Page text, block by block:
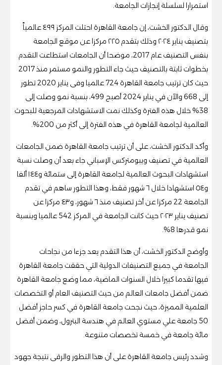
استمرارا لسلسلة إنجازات الجامعة.
وقال الدكتور الخشت، إن جامعة القاهرة احتلت المركز ٤٩٩ عالمياً
بتصنيف يناير ٢٠٢٤ وذلك بتقدم ٢٢٥ مركزا عن موقع الجامعة
بنفس التصنيف عام 2017، موضحا أن الجامعات استطاعت التقدم
بخطوات ثابتة بالتصنيف حيث جاء التطور والنمو مستمر منذ 2017
حيث كان ترتيب جامعة القاهرة 724 عالميا وفى يناير 2020 تطور
إلى 668 والآن في يناير 2024 أصبح 499، بنسبة نمو وصلت إلى
38% خلال هذه الفترة وكذلك نمت الاستشهادات المرجعية للبحوث
العالمية لجامعة القاهرة في هذه الفترة إلى أكثر من 200%.
وأكد الدكتور الخشت، على أن ترتيب جامعة القاهرة ضمن الجامعات
العالمية في تصنيف ويبومتركس الإسباني جاء بعد أن وصلت نسبة
استشهادات البحوث العالمية لجامعة القاهرة إلى ستمائة و١٤٤ ألفا
و٥٤ استشهادا خلال ٦ شهور فقط، وهذا التطور ساهم في تقدم
الجامعة 22 مركزا عن أخر تصنيف منذ ٦ شهور، و٤٣ مركزا عن
تصنيف يناير ٢٠٢٣ حيث كانت الجامعة في المركز 542 عالميا وبنسبة
نمو قدرها 8%.
وأوضح الدكتور الخشت، أن هذا التقدم يعد جزءا من نجاحات
الجامعة في جميع التصنيفات الدولية التي حققت جامعة القاهرة
فيها تقدما كبيرا خلال السنوات الماضية، مما وضع جامعة القاهرة
ضمن أفضل جامعات العالم من حيث التصنيف العام أو التخصصات
العلمية المميزة، حيث نجحت جامعة القاهرة في كسر حاجز أفضل
50 جامعة علي مستوي العالم في هندسة البترول، وضمن أفضل
مائة جامعة في خمسة تخصصات متنوعة.
وشدد رئيس جامعة القاهرة على أن هذا التطور والرقى نتيجة جهود